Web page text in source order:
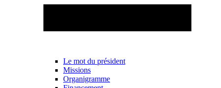
Le mot du président
Missions
Organigramme